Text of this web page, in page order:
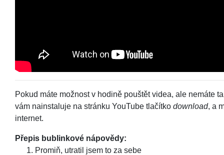
Pokud máte možnost v hodině pouštět videa, ale nemáte
vám nainstaluje na stránku YouTube tlačítko download, a
internet.
Přepis bublinkové nápovědy:
Promiň, utratil jsem to za sebe